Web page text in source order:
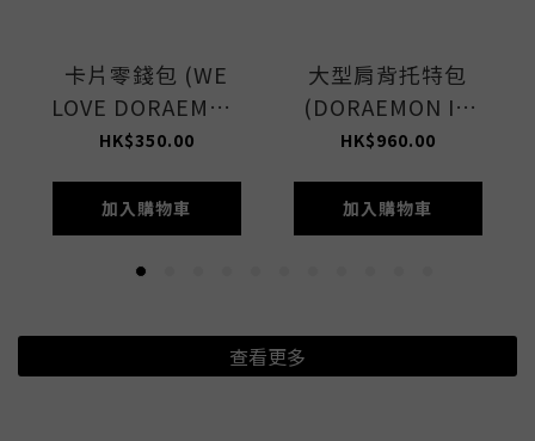
卡片零錢包 (WE
LOVE DORAEMON
ACC)
HK$350.00
加入購物車
大型肩背托特包
(DORAEMON IN
NYC LET)
HK$960.00
加入購物車
查看更多